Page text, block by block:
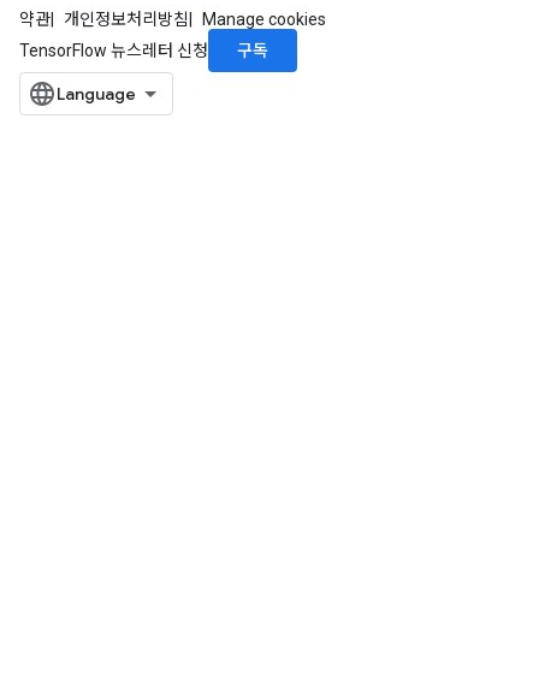
약관 개인정보처리방침
Manage cookies
TensorFlow 뉴스레터 신청
구독